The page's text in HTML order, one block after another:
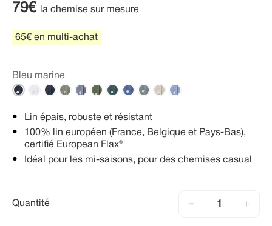
79€ la chemise sur mesure
65€ en multi-achat
Bleu marine
Lin épais, robuste et résistant
100% lin européen (France, Belgique et Pays-Bas),
certifié European Flax®
Idéal pour les mi-saisons, pour des chemises casual
Quantité − +